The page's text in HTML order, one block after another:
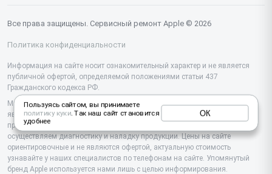
Studio Display
Vision Pro
Все права защищены. Сервисный ремонт Apple © 2026
Политика конфиденциальности
Информация на сайте носит ознакомительный характер и не является
публичной офертой, определяемой положениями статьи 437
Гражданского кодекса РФ.
Мы специализируемся на обслуживании и ремонте техники Apple, но не
являемся их официальным представителем. Предоставляем
профессиональные услуги после истечения гарантии, а также
осуществляем диагностику и наладку продукции. Цены на сайте
ориентировочные и не являются офертой, актуальную стоимость
узнавайте у наших специалистов по телефонам на сайте. Упомянутый
бренд Apple используется нами лишь с целью информирования.
Пользуясь сайтом, вы принимаете
политику куки. Так наш сайт становится
удобнее
ОК